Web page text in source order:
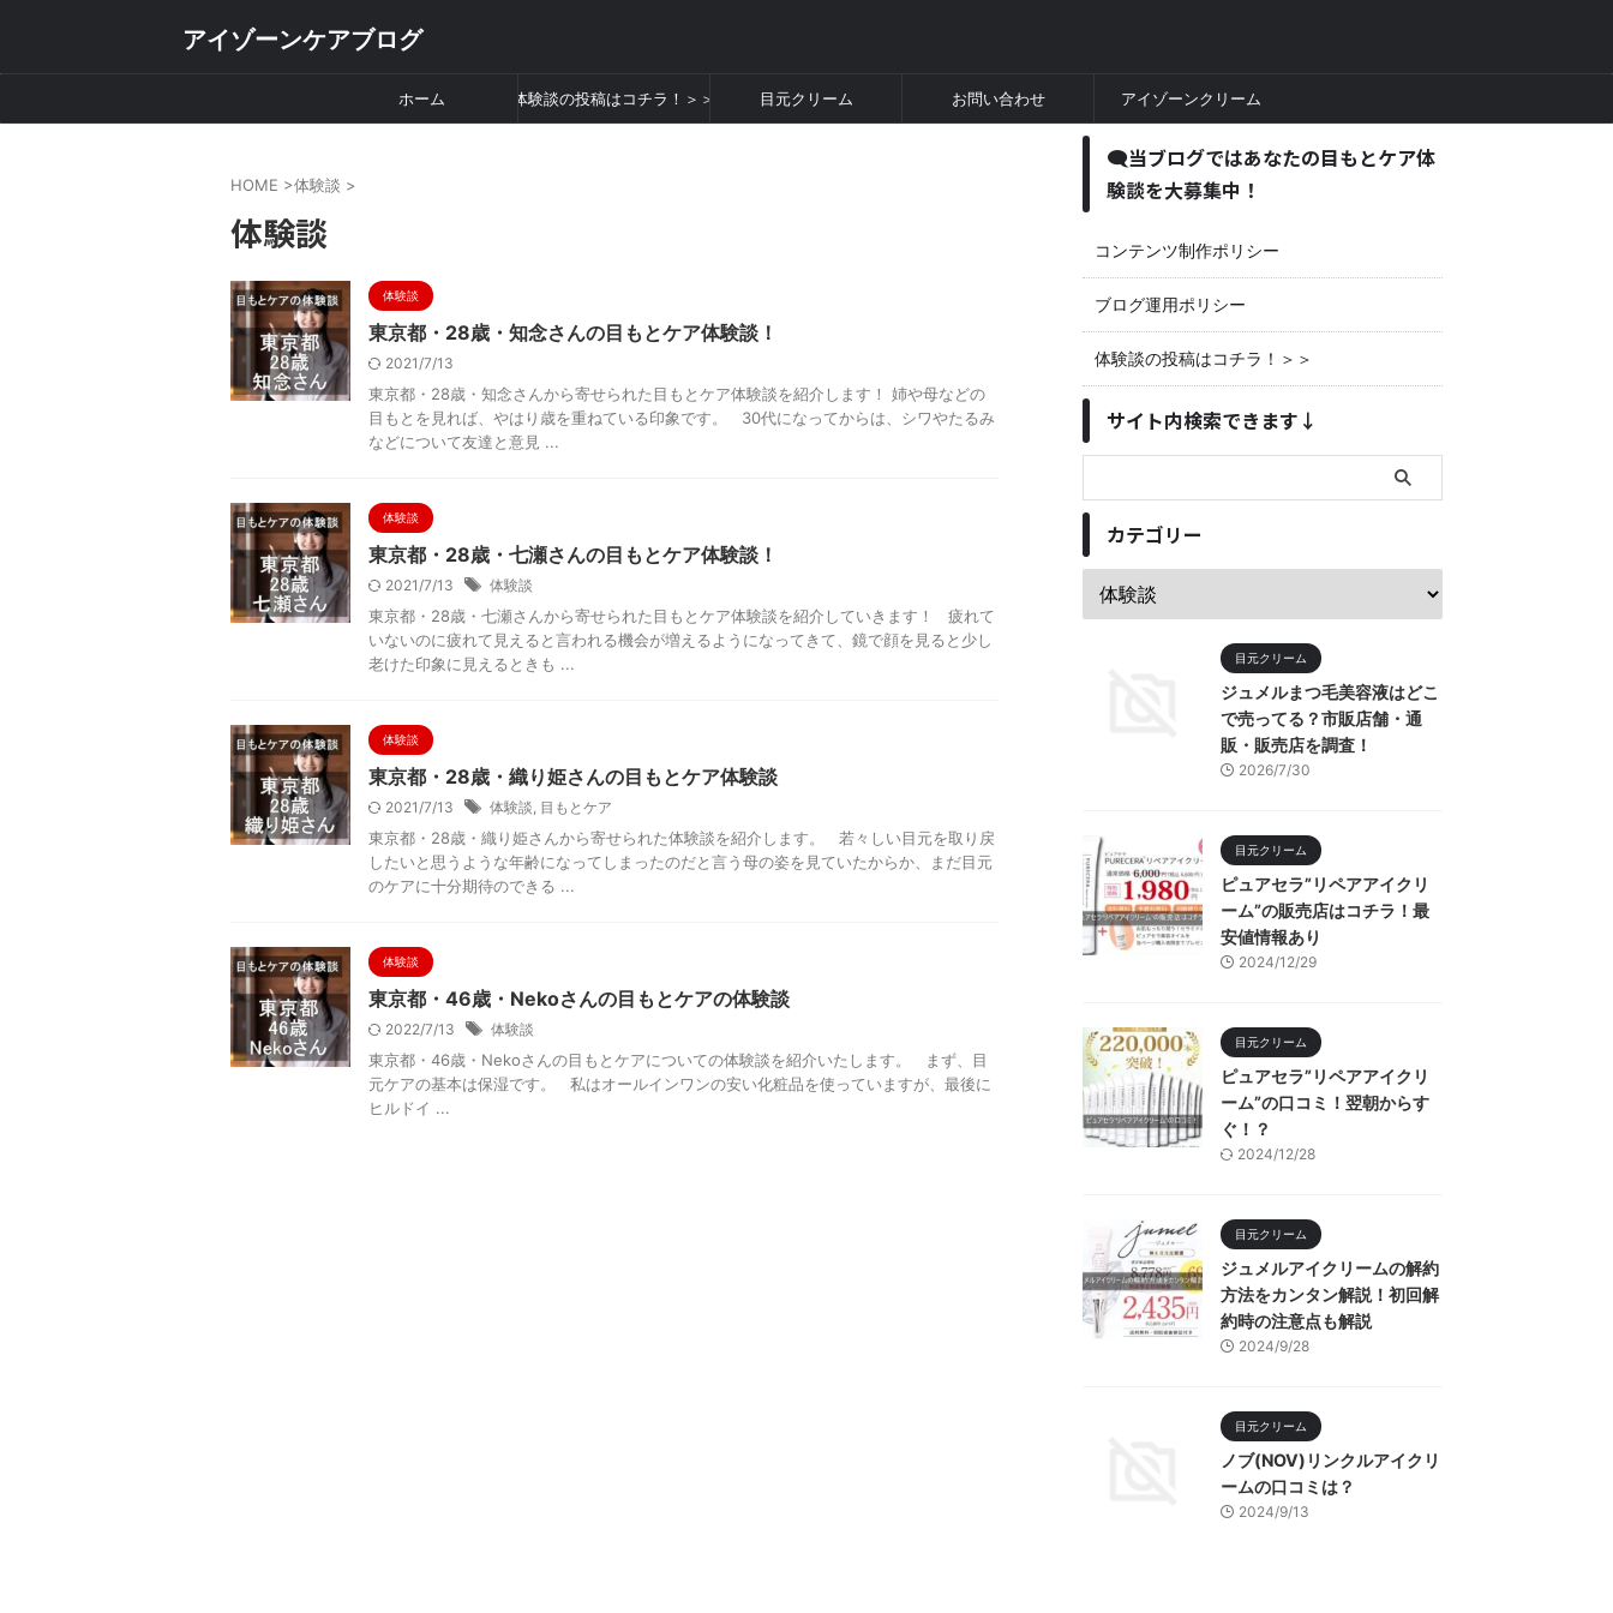
アイゾーンケアブログ
ホーム 体験談の投稿はコチラ！＞＞ 目元クリーム お問い合わせ アイゾーンクリーム
HOME >体験談 >
体験談
体験談
東京都・28歳・知念さんの目もとケア体験談！
2021/7/13
東京都・28歳・知念さんから寄せられた目もとケア体験談を紹介します！ 姉や母などの
目もとを見れば、やはり歳を重ねている印象です。 30代になってからは、シワやたるみ
などについて友達と意見 ...
体験談
東京都・28歳・七瀬さんの目もとケア体験談！
2021/7/13 体験談
東京都・28歳・七瀬さんから寄せられた目もとケア体験談を紹介していきます！ 疲れて
いないのに疲れて見えると言われる機会が増えるようになってきて、鏡で顔を見ると少し
老けた印象に見えるときも ...
体験談
東京都・28歳・織り姫さんの目もとケア体験談
2021/7/13 体験談, 目もとケア
東京都・28歳・織り姫さんから寄せられた体験談を紹介します。 若々しい目元を取り戻
したいと思うような年齢になってしまったのだと言う母の姿を見ていたからか、まだ目元
のケアに十分期待のできる ...
体験談
東京都・46歳・Nekoさんの目もとケアの体験談
2022/7/13 体験談
東京都・46歳・Nekoさんの目もとケアについての体験談を紹介いたします。 まず、目
元ケアの基本は保湿です。 私はオールインワンの安い化粧品を使っていますが、最後に
ヒルドイ ...
🗨当ブログではあなたの目もとケア体
験談を大募集中！
コンテンツ制作ポリシー
ブログ運用ポリシー
体験談の投稿はコチラ！＞＞
サイト内検索できます↓
カテゴリー
目元クリーム
ジュメルまつ毛美容液はどこ
で売ってる？市販店舗・通
販・販売店を調査！
2026/7/30
目元クリーム
ピュアセラ”リペアアイクリ
ーム”の販売店はコチラ！最
安値情報あり
2024/12/29
目元クリーム
ピュアセラ”リペアアイクリ
ーム”の口コミ！翌朝からす
ぐ！？
2024/12/28
目元クリーム
ジュメルアイクリームの解約
方法をカンタン解説！初回解
約時の注意点も解説
2024/9/28
目元クリーム
ノブ(NOV)リンクルアイクリ
ームの口コミは？
2024/9/13